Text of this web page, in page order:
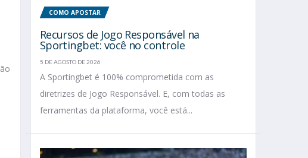
COMO APOSTAR
Recursos de Jogo Responsável na
Sportingbet: você no controle
5 DE AGOSTO DE 2026
A Sportingbet é 100% comprometida com as
diretrizes de Jogo Responsável. E, com todas as
ferramentas da plataforma, você está...